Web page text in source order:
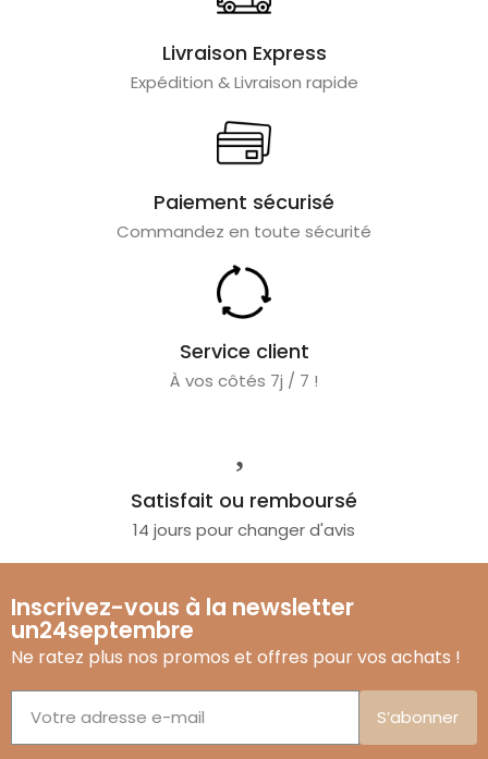
Livraison Express
Expédition & Livraison rapide
Paiement sécurisé
Commandez en toute sécurité
Service client
À vos côtés 7j / 7 !
Satisfait ou remboursé
14 jours pour changer d'avis
Inscrivez-vous à la newsletter
un24septembre
Ne ratez plus nos promos et offres pour vos achats !
S’abonner